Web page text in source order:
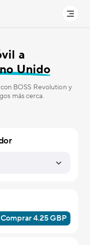
a
Unido
BOSS Revolution y
más cerca.
Comprar 4.25 GBP